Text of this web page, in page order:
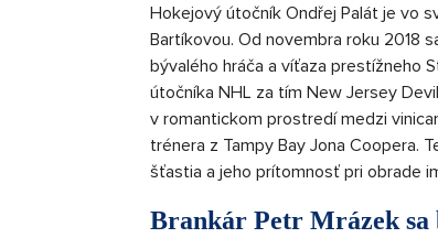
Hokejový útočník Ondřej Palát je vo
Bartíkovou. Od novembra roku 2018
bývalého hráča a víťaza prestížneho
útočníka NHL za tím New Jersey
v romantickom prostredí medzi
trénera z Tampy Bay Jona Coopera.
šťastia a jeho prítomnosť pri obrade
Brankár Petr Mrázek sa